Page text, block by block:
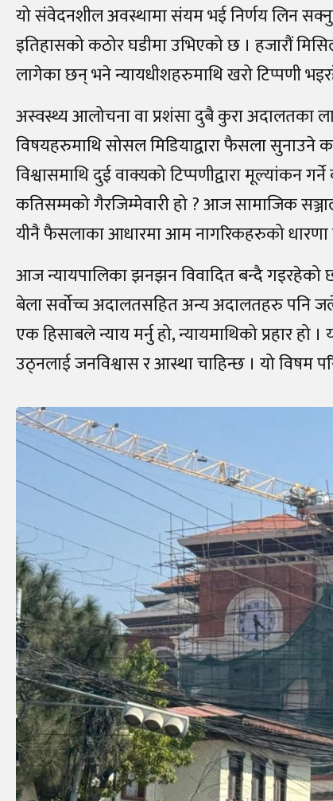
यो संवेदनशील अवस्थामा संयम भई निर्णय लिन
इतिहासको कठोर घडीमा उभिएको छ । हजारौं
लागेका छन् भने न्यायधीशहरुमाथि खरो टिप्पणी
अस्वस्थ्य आलोचना वा प्रशंसा दुबै कुरा अदालतका
विषयहरुमाथि सोसल मिडियाद्वारा फैसला
विश्वासमाथि दुई वाक्यको टिप्पणीद्वारा मूल्यांकन
कतिसम्मको गैरजिम्मेवारी हो ? आज सामाजिक
यीनै फैसलाका आधारमा आम नागरिकहरुको धारणा
आज न्यायपालिका झनझन विवादित बन्दै
बेला सर्वोच्च अदालतसहित अन्य अदालतहरु पनि
एक हिसाबले न्याय मर्नु हो, न्यायमाथिको प्रहार हो
उठ्नलाई जनविश्वास र आस्था चाहिन्छ । यो विषम